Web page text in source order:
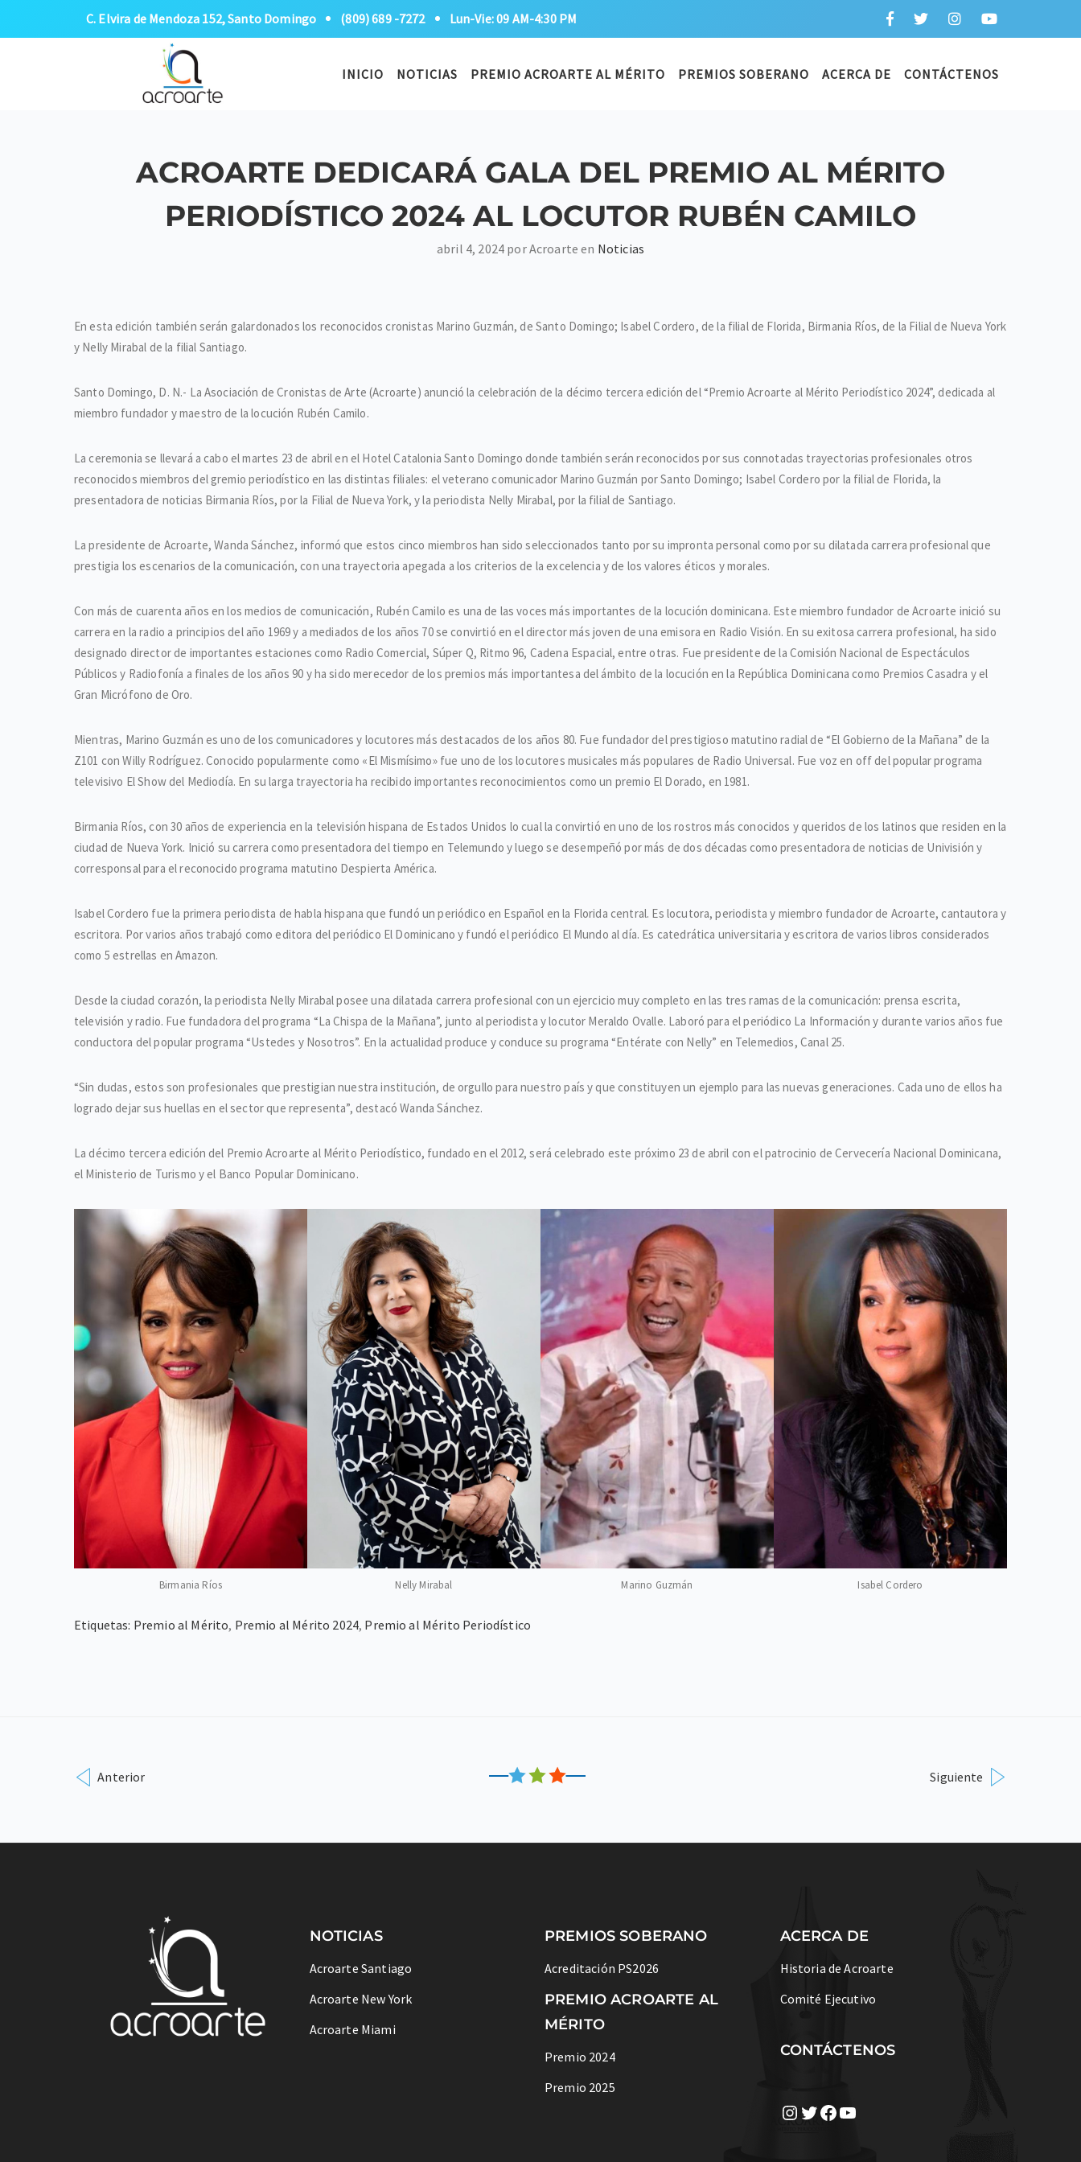
C. Elvira de Mendoza 152, Santo Domingo (809) 689 -7272 Lun-Vie: 09 AM-4:30 PM
INICIO NOTICIAS PREMIO ACROARTE AL MÉRITO PREMIOS SOBERANO ACERCA DE CONTÁCTENOS
ACROARTE DEDICARÁ GALA DEL PREMIO AL MÉRITO
PERIODÍSTICO 2024 AL LOCUTOR RUBÉN CAMILO
abril 4, 2024 por Acroarte en Noticias
En esta edición también serán galardonados los reconocidos cronistas Marino Guzmán, de Santo Domingo; Isabel Cordero, de la filial de Florida, Birmania Ríos, de la Filial de Nueva York
y Nelly Mirabal de la filial Santiago.
Santo Domingo, D. N.- La Asociación de Cronistas de Arte (Acroarte) anunció la celebración de la décimo tercera edición del “Premio Acroarte al Mérito Periodístico 2024”, dedicada al
miembro fundador y maestro de la locución Rubén Camilo.
La ceremonia se llevará a cabo el martes 23 de abril en el Hotel Catalonia Santo Domingo donde también serán reconocidos por sus connotadas trayectorias profesionales otros
reconocidos miembros del gremio periodístico en las distintas filiales: el veterano comunicador Marino Guzmán por Santo Domingo; Isabel Cordero por la filial de Florida, la
presentadora de noticias Birmania Ríos, por la Filial de Nueva York, y la periodista Nelly Mirabal, por la filial de Santiago.
La presidente de Acroarte, Wanda Sánchez, informó que estos cinco miembros han sido seleccionados tanto por su impronta personal como por su dilatada carrera profesional que
prestigia los escenarios de la comunicación, con una trayectoria apegada a los criterios de la excelencia y de los valores éticos y morales.
Con más de cuarenta años en los medios de comunicación, Rubén Camilo es una de las voces más importantes de la locución dominicana. Este miembro fundador de Acroarte inició su
carrera en la radio a principios del año 1969 y a mediados de los años 70 se convirtió en el director más joven de una emisora en Radio Visión. En su exitosa carrera profesional, ha sido
designado director de importantes estaciones como Radio Comercial, Súper Q, Ritmo 96, Cadena Espacial, entre otras. Fue presidente de la Comisión Nacional de Espectáculos
Públicos y Radiofonía a finales de los años 90 y ha sido merecedor de los premios más importantesa del ámbito de la locución en la República Dominicana como Premios Casadra y el
Gran Micrófono de Oro.
Mientras, Marino Guzmán es uno de los comunicadores y locutores más destacados de los años 80. Fue fundador del prestigioso matutino radial de “El Gobierno de la Mañana” de la
Z101 con Willy Rodríguez. Conocido popularmente como «El Mismísimo» fue uno de los locutores musicales más populares de Radio Universal. Fue voz en off del popular programa
televisivo El Show del Mediodía. En su larga trayectoria ha recibido importantes reconocimientos como un premio El Dorado, en 1981.
Birmania Ríos, con 30 años de experiencia en la televisión hispana de Estados Unidos lo cual la convirtió en uno de los rostros más conocidos y queridos de los latinos que residen en la
ciudad de Nueva York. Inició su carrera como presentadora del tiempo en Telemundo y luego se desempeñó por más de dos décadas como presentadora de noticias de Univisión y
corresponsal para el reconocido programa matutino Despierta América.
Isabel Cordero fue la primera periodista de habla hispana que fundó un periódico en Español en la Florida central. Es locutora, periodista y miembro fundador de Acroarte, cantautora y
escritora. Por varios años trabajó como editora del periódico El Dominicano y fundó el periódico El Mundo al día. Es catedrática universitaria y escritora de varios libros considerados
como 5 estrellas en Amazon.
Desde la ciudad corazón, la periodista Nelly Mirabal posee una dilatada carrera profesional con un ejercicio muy completo en las tres ramas de la comunicación: prensa escrita,
televisión y radio. Fue fundadora del programa “La Chispa de la Mañana”, junto al periodista y locutor Meraldo Ovalle. Laboró para el periódico La Información y durante varios años fue
conductora del popular programa “Ustedes y Nosotros”. En la actualidad produce y conduce su programa “Entérate con Nelly” en Telemedios, Canal 25.
“Sin dudas, estos son profesionales que prestigian nuestra institución, de orgullo para nuestro país y que constituyen un ejemplo para las nuevas generaciones. Cada uno de ellos ha
logrado dejar sus huellas en el sector que representa”, destacó Wanda Sánchez.
La décimo tercera edición del Premio Acroarte al Mérito Periodístico, fundado en el 2012, será celebrado este próximo 23 de abril con el patrocinio de Cervecería Nacional Dominicana,
el Ministerio de Turismo y el Banco Popular Dominicano.
Birmania Ríos Nelly Mirabal Marino Guzmán Isabel Cordero
Etiquetas: Premio al Mérito, Premio al Mérito 2024, Premio al Mérito Periodístico
Anterior Siguiente
NOTICIAS
Acroarte Santiago
Acroarte New York
Acroarte Miami
PREMIOS SOBERANO
Acreditación PS2026
PREMIO ACROARTE AL
MÉRITO
Premio 2024
Premio 2025
ACERCA DE
Historia de Acroarte
Comité Ejecutivo
CONTÁCTENOS